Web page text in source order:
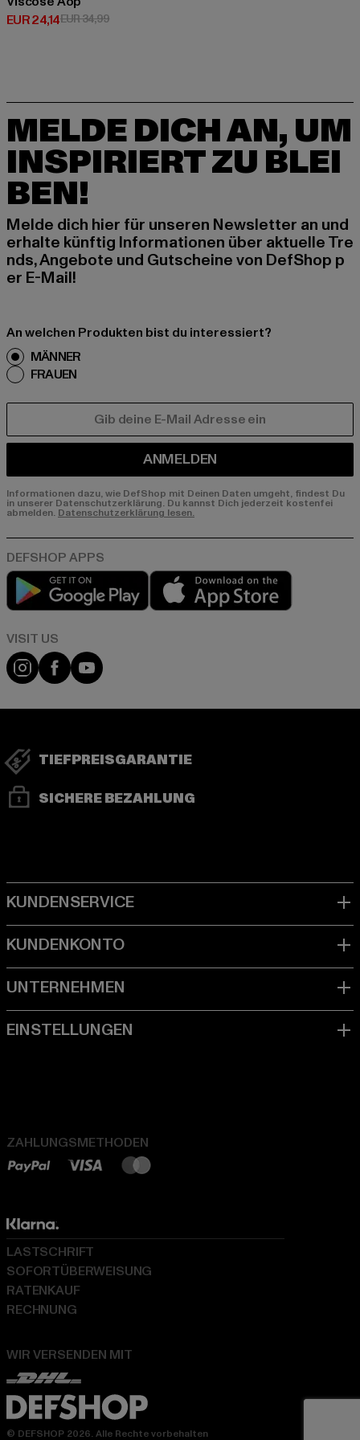
EUR 24,14
Derzeitiger Preis: EUR 24,14
EUR 34,99Aktionspreis: EUR 34,99
MELDE DICH AN, UM
INSPIRIERT ZU BLEI
BEN!
Melde dich hier für unseren Newsletter an und
erhalte künftig Informationen über aktuelle Tre
nds, Angebote und Gutscheine von DefShop p
er E-Mail!
An welchen Produkten bist du interessiert?
MÄNNER
FRAUEN
ANMELDEN
Informationen dazu, wie DefShop mit Deinen Daten umgeht, findest Du
in unserer Datenschutzerklärung. Du kannst Dich jederzeit kostenfei
abmelden. Datenschutzerklärung lesen.
Play market
Visit our Instagram page:
Visit our Facebook page:
Visit our YouTube channel:
TIEFPREISGARANTIE
SICHERE BEZAHLUNG
ZAHLUNGSMETHODEN
WIR VERSENDEN MIT
LASTSCHRIFT
SOFORTÜBERWEISUNG
RATENKAUF
RECHNUNG
© DEFSHOP 2026. Alle Rechte vorbehalten